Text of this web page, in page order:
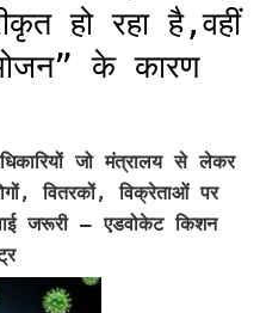
हो रहा है,वहीं
के कारण
जो मंत्रालय से लेकर
वितरकों, विक्रेताओं पर
जरूरी – एडवोकेट किशन